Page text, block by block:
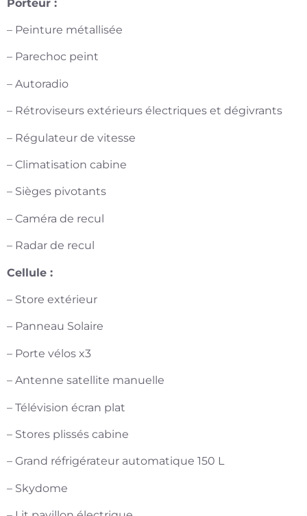
Porteur :
– Peinture métallisée
– Parechoc peint
– Autoradio
– Rétroviseurs extérieurs électriques et dégivrants
– Régulateur de vitesse
– Climatisation cabine
– Sièges pivotants
– Caméra de recul
– Radar de recul
Cellule :
– Store extérieur
– Panneau Solaire
– Porte vélos x3
– Antenne satellite manuelle
– Télévision écran plat
– Stores plissés cabine
– Grand réfrigérateur automatique 150 L
– Skydome